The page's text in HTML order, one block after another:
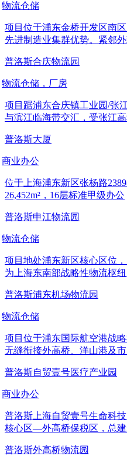
物流仓储
项目位于浦东金桥开发区南
先进制造业集群优势。紧邻
普洛斯合庆物流园
物流仓储，厂房
项目踞浦东合庆镇工业园/张
与滨江临海带交汇，受张江
普洛斯大厦
商业办公
位于上海浦东新区张杨路
26,452m²，16层标准甲级办公
普洛斯申江物流园
物流仓储
项目地处浦东新区核心区位
为上海东南部战略性物流枢
普洛斯浦东机场物流园
物流仓储
项目位于浦东国际航空港战
无缝衔接外高桥、洋山港及
普洛斯自贸壹号医疗产业园
商业办公
普洛斯上海自贸壹号生命科
核心区—外高桥保税区，总建
普洛斯外高桥物流园